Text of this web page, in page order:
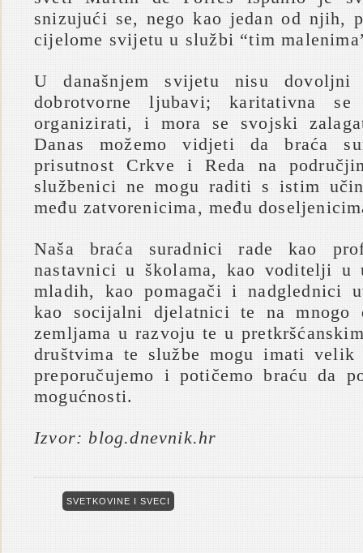
snizujući se, nego kao jedan od njih,
cijelome svijetu u službi “tim
U današnjem svijetu nisu dovoljni
dobrotvorne ljubavi; karitativna se
organizirati, i mora se svojski
Danas možemo vidjeti da braća
prisutnost Crkve i Reda na
službenici ne mogu raditi s istim
među zatvorenicima, među
Naša braća suradnici rade kao
nastavnici u školama, kao voditelji u
mladih, kao pomagači i nadglednici
kao socijalni djelatnici te na mnogo
zemljama u razvoju te u
društvima te službe mogu imati
preporučujemo i potičemo braću da
mogućnosti.
Izvor: blog.dnevnik.hr
SVETKOVINE I SVECI